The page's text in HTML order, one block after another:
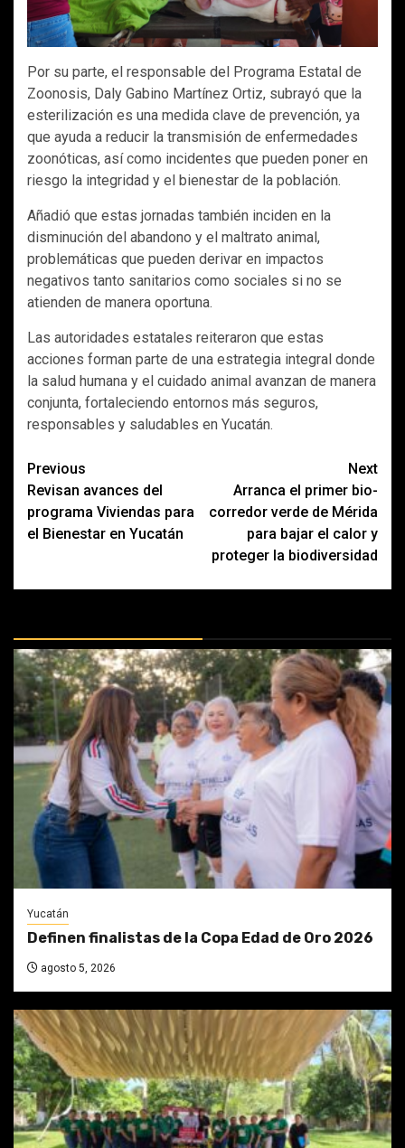
Por su parte, el responsable del Programa Estatal de
Zoonosis, Daly Gabino Martínez Ortiz, subrayó que la
esterilización es una medida clave de prevención, ya
que ayuda a reducir la transmisión de enfermedades
zoonóticas, así como incidentes que pueden poner en
riesgo la integridad y el bienestar de la población.
Añadió que estas jornadas también inciden en la
disminución del abandono y el maltrato animal,
problemáticas que pueden derivar en impactos
negativos tanto sanitarios como sociales si no se
atienden de manera oportuna.
Las autoridades estatales reiteraron que estas
acciones forman parte de una estrategia integral donde
la salud humana y el cuidado animal avanzan de manera
conjunta, fortaleciendo entornos más seguros,
responsables y saludables en Yucatán.
Post
navigation
Previous
Revisan avances del
programa Viviendas para
el Bienestar en Yucatán
Next
Arranca el primer bio-
corredor verde de Mérida
para bajar el calor y
proteger la biodiversidad
Yucatán
Definen finalistas de la Copa Edad de Oro 2026
agosto 5, 2026